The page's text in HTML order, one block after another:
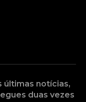
últimas notícias,
duas vezes